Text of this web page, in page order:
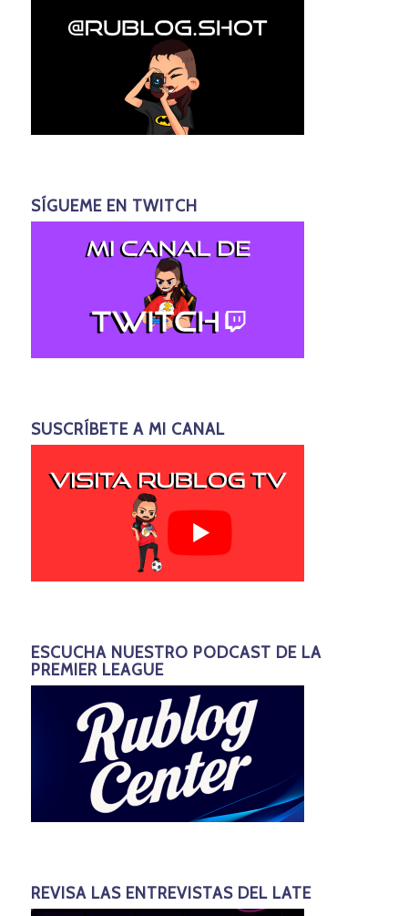
SÍGUEME EN TWITCH
SUSCRÍBETE A MI CANAL
ESCUCHA NUESTRO PODCAST DE LA
PREMIER LEAGUE
REVISA LAS ENTREVISTAS DEL LATE